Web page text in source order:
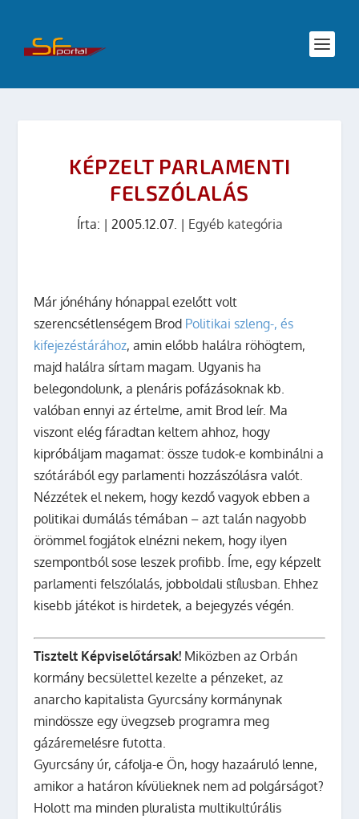
KÉPZELT PARLAMENTI
FELSZÓLALÁS
Írta: | 2005.12.07. | Egyéb kategória
Már jónéhány hónappal ezelőtt volt
szerencsétlenségem Brod Politikai szleng-, és
kifejezéstárához, amin előbb halálra röhögtem,
majd halálra sírtam magam. Ugyanis ha
belegondolunk, a plenáris pofázásoknak kb.
valóban ennyi az értelme, amit Brod leír. Ma
viszont elég fáradtan keltem ahhoz, hogy
kipróbáljam magamat: össze tudok-e kombinálni a
szótárából egy parlamenti hozzászólásra valót.
Nézzétek el nekem, hogy kezdő vagyok ebben a
politikai dumálás témában – azt talán nagyobb
örömmel fogjátok elnézni nekem, hogy ilyen
szempontból sose leszek profibb. Íme, egy képzelt
parlamenti felszólalás, jobboldali stílusban. Ehhez
kisebb játékot is hirdetek, a bejegyzés végén.
Tisztelt Képviselőtársak! Miközben az Orbán
kormány becsülettel kezelte a pénzeket, az
anarcho kapitalista Gyurcsány kormánynak
mindössze egy üvegzseb programra meg
gázáremelésre futotta.
Gyurcsány úr, cáfolja-e Ön, hogy hazaáruló lenne,
amikor a határon kívülieknek nem ad polgárságot?
Holott ma minden pluralista multikultúrális